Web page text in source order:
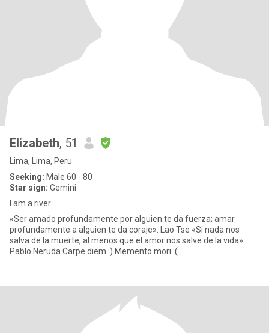
Elizabeth, 51
Lima, Lima, Peru
Seeking: Male 60 - 80
Star sign: Gemini
I am a river...
«Ser amado profundamente por alguien te da fuerza; amar
profundamente a alguien te da coraje». Lao Tse «Si nada nos
salva de la muerte, al menos que el amor nos salve de la vida».
Pablo Neruda Carpe diem :) Memento mori :(